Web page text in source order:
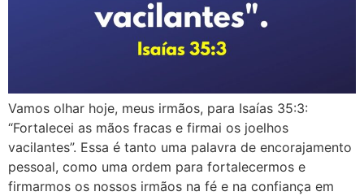
Vamos olhar hoje, meus irmãos, para ‭‭Isaías‬ ‭35:3‬:
“Fortalecei as mãos fracas e firmai os joelhos
vacilantes”. Essa é tanto uma palavra de encorajamento
pessoal, como uma ordem para fortalecermos e
firmarmos os nossos irmãos na fé e na confiança em